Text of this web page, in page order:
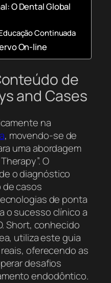
O Dental Global
Continuada
On-line
de
and Cases
na
, movendo-se de
uma abordagem
O
o diagnóstico
casos
de ponta
o sucesso clínico a
Short, conhecido
utiliza este guia
oferecendo as
desafios
endodôntico.